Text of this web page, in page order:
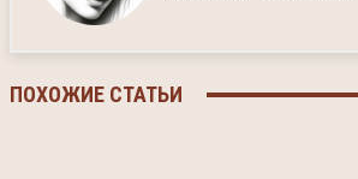
ПОХОЖИЕ СТАТЬИ